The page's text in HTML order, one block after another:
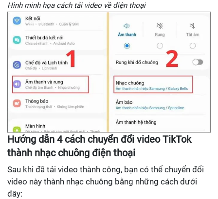
Hình minh họa cách tải video về điện thoại
Hướng dẫn 4 cách chuyển đổi video TikTok
thành nhạc chuông điện thoại
Sau khi đã tải video thành công, bạn có thể chuyển đổi
video này thành nhạc chuông bằng những cách dưới
đây: